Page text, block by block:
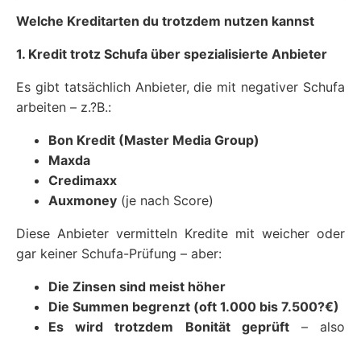
Welche Kreditarten du trotzdem nutzen kannst
1. Kredit trotz Schufa über spezialisierte Anbieter
Es gibt tatsächlich Anbieter, die mit negativer Schufa
arbeiten – z.?B.:
Bon Kredit (Master Media Group)
Maxda
Credimaxx
Auxmoney (je nach Score)
Diese Anbieter vermitteln Kredite mit weicher oder
gar keiner Schufa-Prüfung – aber:
Die Zinsen sind meist höher
Die Summen begrenzt (oft 1.000 bis 7.500?€)
Es wird trotzdem Bonität geprüft– also